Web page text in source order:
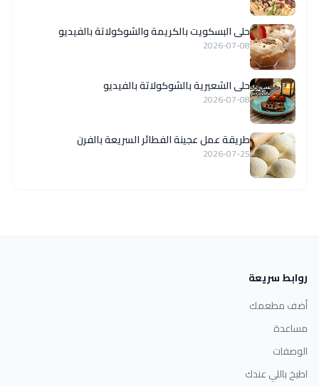
حلى البسكويت بالكريمة والشوكولاتة بالفيديو
2026-07-08
حلى الشعيرية بالشوكولاتة بالفيديو
2026-07-08
طريقة عمل عجينة الفطائر السريعة بالفرن
2026-07-25
روابط سريعة
أضف مطعمك
مساعدة
الوصفات
اطبخ باللي عندك